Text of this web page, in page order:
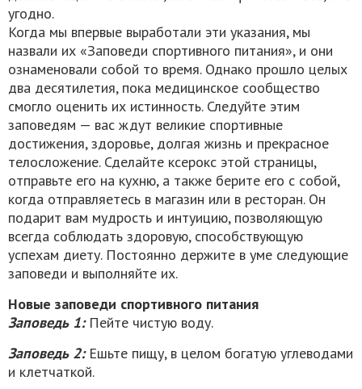
угодно.
Когда мы впервые выработали эти указания, мы
назвали их «Заповеди спортивного питания», и они
ознаменовали собой то время. Однако прошло целых
два десятилетия, пока медицинское сообщество
смогло оценить их истинность. Следуйте этим
заповедям — вас ждут великие спортивные
достижения, здоровье, долгая жизнь и прекрасное
телосложение. Сделайте ксерокс этой страницы,
отправьте его на кухню, а также берите его с собой,
когда отправляетесь в магазин или в ресторан. Он
подарит вам мудрость и интуицию, позволяющую
всегда соблюдать здоровую, способствующую
успехам диету. Постоянно держите в уме следующие
заповеди и выполняйте их.
Новые заповеди спортивного питания
Заповедь 1: Пейте чистую воду.
Заповедь 2: Ешьте пищу, в целом богатую углеводами
и клетчаткой.